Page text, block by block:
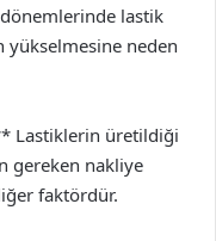
lastik
yükselmesine neden
Lastiklerin üretildiği
gereken nakliye
faktördür.